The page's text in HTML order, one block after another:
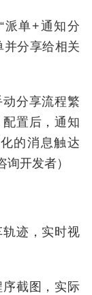
派单+通知分
并分享给相关
分享流程繁
置后，通知
的消息触达
询开发者）
迹，实时视
截图，实际